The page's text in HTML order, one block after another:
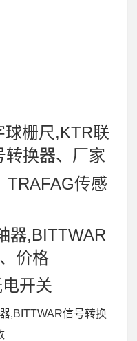
球栅尺,KTR联
转换器、厂家
TRAFAG传感
器,BITTWAR
价格
开关
,BITTWAR信号转换